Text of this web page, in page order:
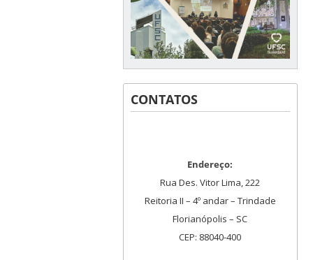
CONTATOS
Endereço:
Rua Des. Vitor Lima, 222
Reitoria II – 4º andar – Trindade
Florianópolis – SC
CEP: 88040-400